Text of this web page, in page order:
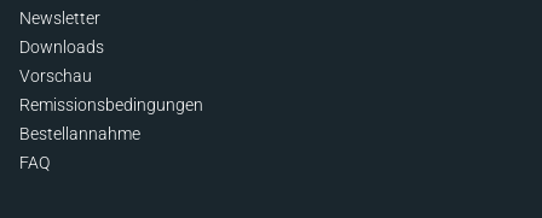
Newsletter
Downloads
Vorschau
Remissionsbedingungen
Bestellannahme
FAQ